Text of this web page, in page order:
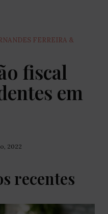
FERREIRA &
fiscal
em
2022
recentes